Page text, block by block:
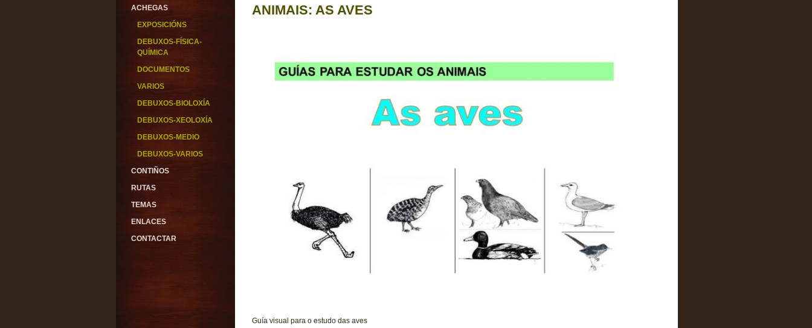
ACHEGAS
EXPOSICIÓNS
DEBUXOS-FÍSICA-
QUÍMICA
DOCUMENTOS
VARIOS
DEBUXOS-BIOLOXÍA
DEBUXOS-XEOLOXÍA
DEBUXOS-MEDIO
DEBUXOS-VARIOS
CONTIÑOS
RUTAS
TEMAS
ENLACES
CONTACTAR
ANIMAIS: AS AVES
Guía visual para o estudo das aves